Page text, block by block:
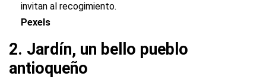
invitan al recogimiento.
Pexels
2. Jardín, un bello pueblo
antioqueño